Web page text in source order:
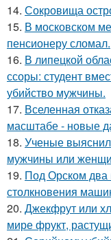
14. Сокровища
15. В московском
пенсионеру сломал.
16. В липецкой
ссоры: студент
убийство мужчины.
17. Вселенная
масштабе - новые
18. Ученые
мужчины или
19. Под Орском два
столкновения
20. Джекфрут или
мире фрукт,